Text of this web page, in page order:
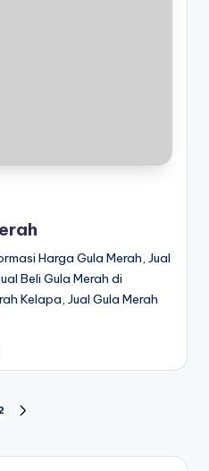
Harga Gula Merah, Jual
Beli Gula Merah di
Kelapa, Jual Gula Merah